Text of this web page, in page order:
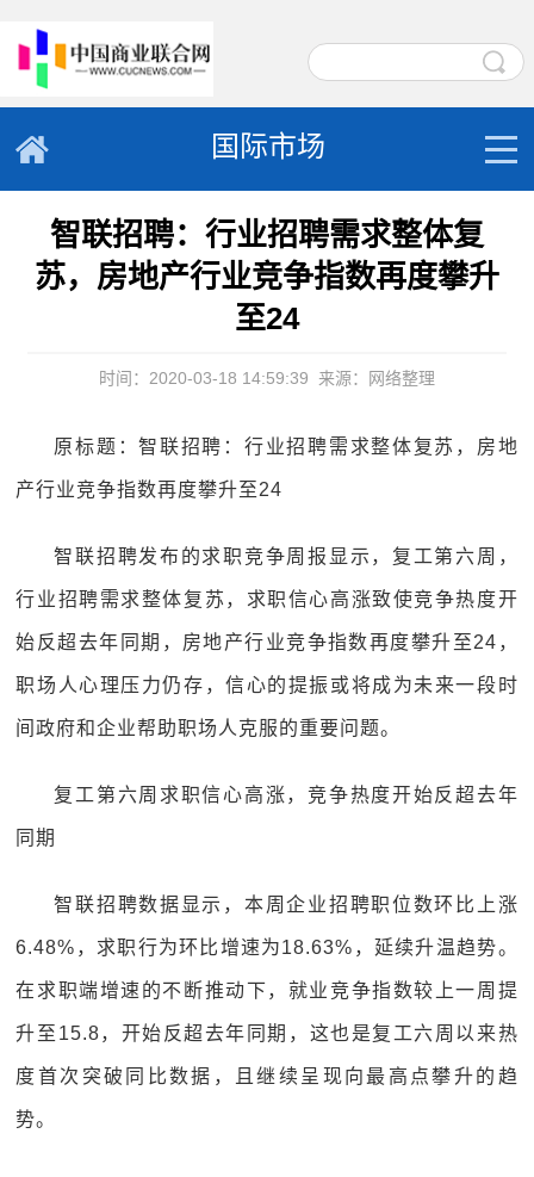
国际市场
智联招聘：行业招聘需求整体复
苏，房地产行业竞争指数再度攀升
至24
时间：2020-03-18 14:59:39 来源：网络整理
原标题：智联招聘：行业招聘需求整体复苏，房地
产行业竞争指数再度攀升至24
智联招聘发布的求职竞争周报显示，复工第六周，
行业招聘需求整体复苏，求职信心高涨致使竞争热度开
始反超去年同期，房地产行业竞争指数再度攀升至24，
职场人心理压力仍存，信心的提振或将成为未来一段时
间政府和企业帮助职场人克服的重要问题。
复工第六周求职信心高涨，竞争热度开始反超去年
同期
智联招聘数据显示，本周企业招聘职位数环比上涨
6.48%，求职行为环比增速为18.63%，延续升温趋势。
在求职端增速的不断推动下，就业竞争指数较上一周提
升至15.8，开始反超去年同期，这也是复工六周以来热
度首次突破同比数据，且继续呈现向最高点攀升的趋
势。